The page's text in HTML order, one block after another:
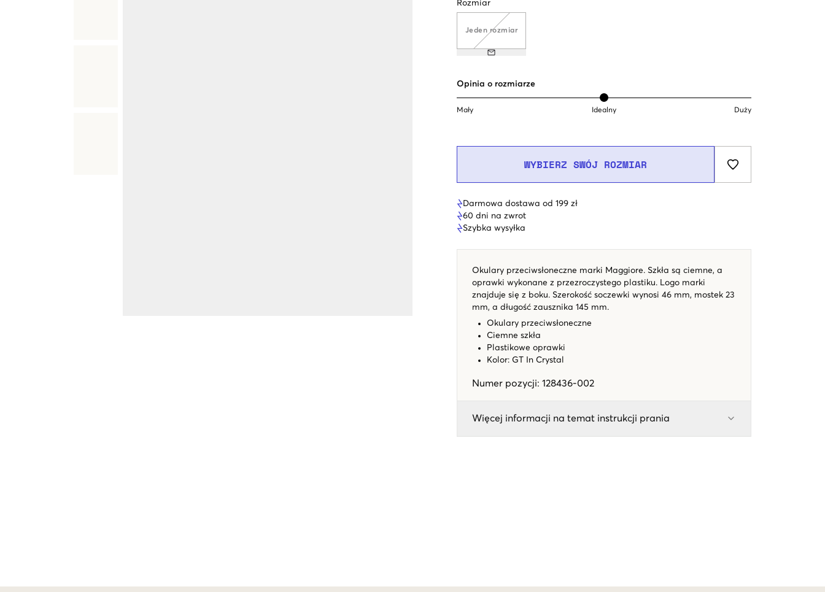
Rozmiar
Jeden rozmiar
Opinia o rozmiarze
Mały Idealny Duży
WYBIERZ SWÓJ ROZMIAR
Darmowa dostawa od 199 zł
60 dni na zwrot
Szybka wysyłka
Okulary przeciwsłoneczne marki Maggiore. Szkła są ciemne, a
oprawki wykonane z przezroczystego plastiku. Logo marki
znajduje się z boku. Szerokość soczewki wynosi 46 mm, mostek 23
mm, a długość zausznika 145 mm.
Okulary przeciwsłoneczne
Ciemne szkła
Plastikowe oprawki
Kolor: GT In Crystal
Numer pozycji: 128436-002
Więcej informacji na temat instrukcji prania